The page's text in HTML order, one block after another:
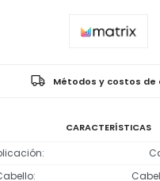
Métodos y costos de
CARACTERÍSTICAS